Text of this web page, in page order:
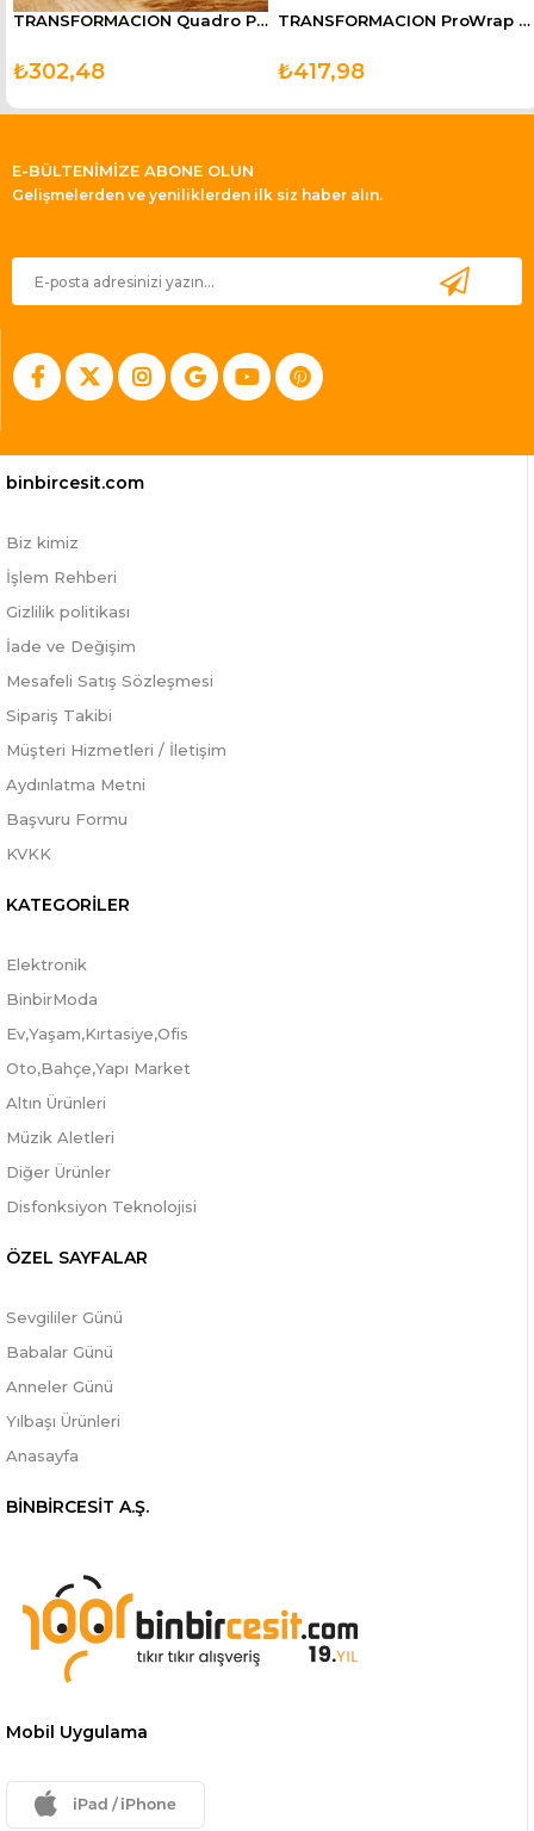
TRANSFORMACION Quadro Peynir Çikolata Kek Sebze Kesici Dilimleyici
₺302,48
TRANSFORMACION ProWrap Üzüm Lahava Sarma Dolma Sushi Sarma Makinesi
₺417,98
E-BÜLTENİMİZE ABONE OLUN
Gelişmelerden ve yeniliklerden ilk siz haber alın.
binbircesit.com
Biz kimiz
İşlem Rehberi
Gizlilik politikası
İade ve Değişim
Mesafeli Satış Sözleşmesi
Sipariş Takibi
Müşteri Hizmetleri / İletişim
Aydınlatma Metni
Başvuru Formu
KVKK
KATEGORİLER
Elektronik
BinbirModa
Ev,Yaşam,Kırtasiye,Ofis
Oto,Bahçe,Yapı Market
Altın Ürünleri
Müzik Aletleri
Diğer Ürünler
Disfonksiyon Teknolojisi
ÖZEL SAYFALAR
Sevgililer Günü
Babalar Günü
Anneler Günü
Yılbaşı Ürünleri
Anasayfa
BİNBİRCESİT A.Ş.
Mobil Uygulama